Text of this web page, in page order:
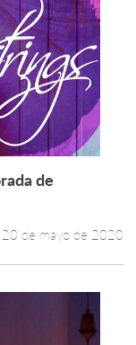
más +
de
20 de mayo de 2020